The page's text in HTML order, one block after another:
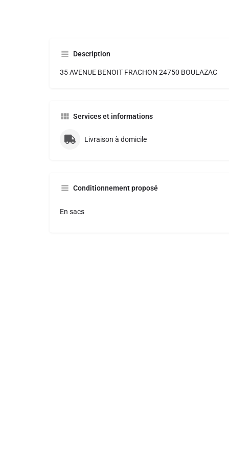
Description
35 AVENUE BENOIT FRACHON 24750 BOULAZAC
Services et informations
Livraison à domicile
Conditionnement proposé
En sacs